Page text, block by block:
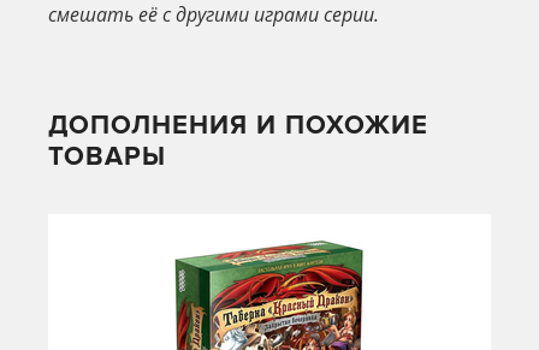
смешать её с другими играми серии.
ДОПОЛНЕНИЯ И ПОХОЖИЕ
ТОВАРЫ